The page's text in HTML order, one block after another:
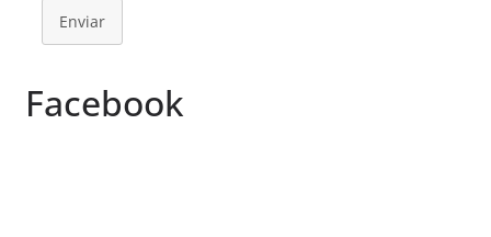
Enviar
Facebook